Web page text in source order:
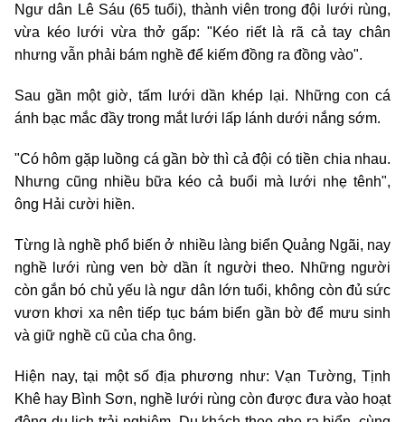
Ngư dân Lê Sáu (65 tuổi), thành viên trong đội lưới rùng,
vừa kéo lưới vừa thở gấp: "Kéo riết là rã cả tay chân
nhưng vẫn phải bám nghề để kiếm đồng ra đồng vào".
Sau gần một giờ, tấm lưới dần khép lại. Những con cá
ánh bạc mắc đầy trong mắt lưới lấp lánh dưới nắng sớm.
"Có hôm gặp luồng cá gần bờ thì cả đội có tiền chia nhau.
Nhưng cũng nhiều bữa kéo cả buổi mà lưới nhẹ tênh",
ông Hải cười hiền.
Từng là nghề phổ biến ở nhiều làng biển Quảng Ngãi, nay
nghề lưới rùng ven bờ dần ít người theo. Những người
còn gắn bó chủ yếu là ngư dân lớn tuổi, không còn đủ sức
vươn khơi xa nên tiếp tục bám biển gần bờ để mưu sinh
và giữ nghề cũ của cha ông.
Hiện nay, tại một số địa phương như: Vạn Tường, Tịnh
Khê hay Bình Sơn, nghề lưới rùng còn được đưa vào hoạt